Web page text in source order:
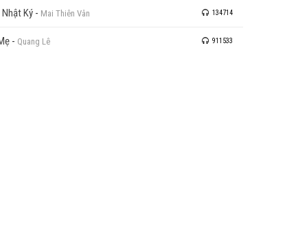
Nhật Ký - Mai Thiên Vân 134714
- Quang Lê 911533